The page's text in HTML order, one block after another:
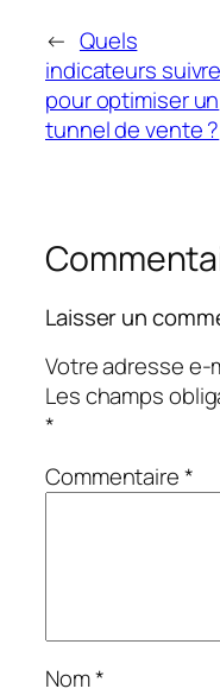
← Quels
indicateurs suivre
pour optimiser un
tunnel de vente ?
Laisser un
Votre adresse e-
Les champs
*
Commentaire*
Nom*